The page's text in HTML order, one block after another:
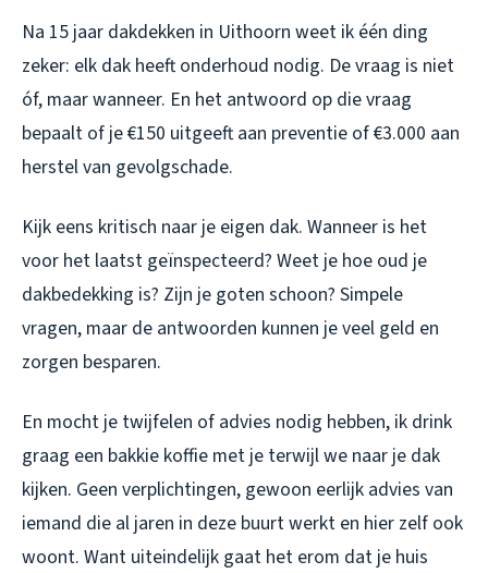
Na 15 jaar dakdekken in Uithoorn weet ik één ding
zeker: elk dak heeft onderhoud nodig. De vraag is niet
óf, maar wanneer. En het antwoord op die vraag
bepaalt of je €150 uitgeeft aan preventie of €3.000 aan
herstel van gevolgschade.
Kijk eens kritisch naar je eigen dak. Wanneer is het
voor het laatst geïnspecteerd? Weet je hoe oud je
dakbedekking is? Zijn je goten schoon? Simpele
vragen, maar de antwoorden kunnen je veel geld en
zorgen besparen.
En mocht je twijfelen of advies nodig hebben, ik drink
graag een bakkie koffie met je terwijl we naar je dak
kijken. Geen verplichtingen, gewoon eerlijk advies van
iemand die al jaren in deze buurt werkt en hier zelf ook
woont. Want uiteindelijk gaat het erom dat je huis